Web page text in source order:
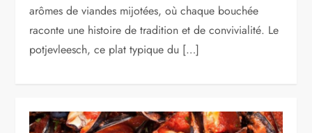
arômes de viandes mijotées, où chaque bouchée
raconte une histoire de tradition et de convivialité. Le
potjevleesch, ce plat typique du […]